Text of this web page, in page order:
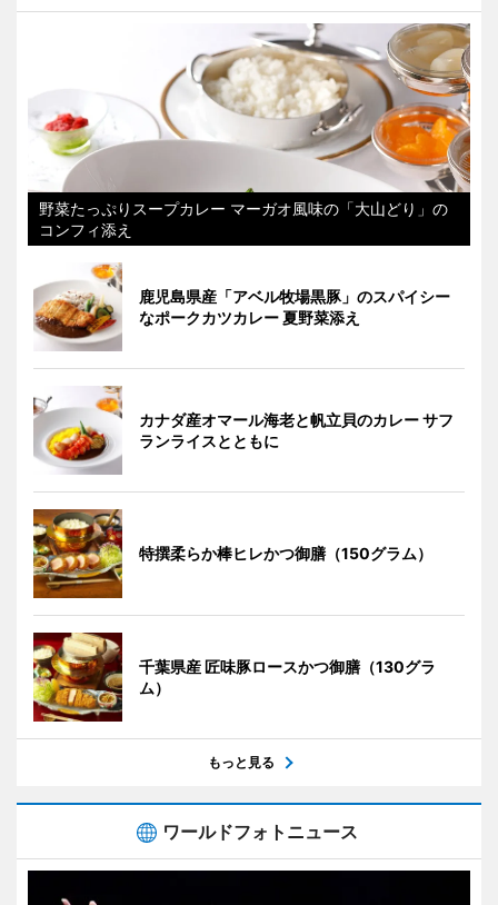
野菜たっぷりスープカレー マーガオ風味の「大山どり」の
コンフィ添え
鹿児島県産「アベル牧場黒豚」のスパイシー
なポークカツカレー 夏野菜添え
カナダ産オマール海老と帆立貝のカレー サフ
ランライスとともに
特撰柔らか棒ヒレかつ御膳（150グラム）
千葉県産 匠味豚ロースかつ御膳（130グラ
ム）
もっと見る
ワールドフォトニュース